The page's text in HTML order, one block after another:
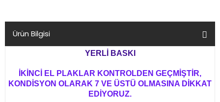
Ürün Bilgisi
YERLİ BASKI
İKİNCİ EL PLAKLAR KONTROLDEN GEÇMİŞTİR,
KONDİSYON OLARAK 7 VE ÜSTÜ OLMASINA DİKKAT
EDİYORUZ.